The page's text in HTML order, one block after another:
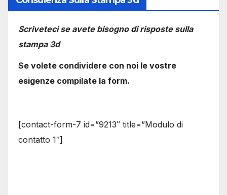
Scriveteci se avete bisogno di risposte sulla
stampa 3d
Se volete condividere con noi le vostre
esigenze compilate la form.
[contact-form-7 id=”9213″ title=”Modulo di
contatto 1″]